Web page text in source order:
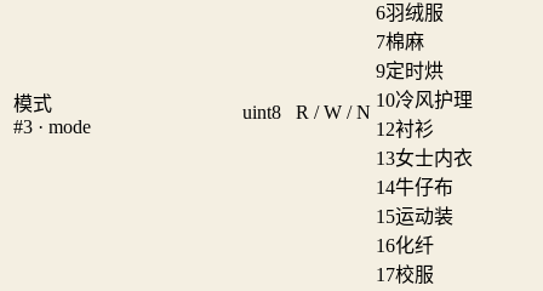
模式
#3 · mode
uint8 R / W / N
6羽绒服
7棉麻
9定时烘
10冷风护理
12衬衫
13女士内衣
14牛仔布
15运动装
16化纤
17校服